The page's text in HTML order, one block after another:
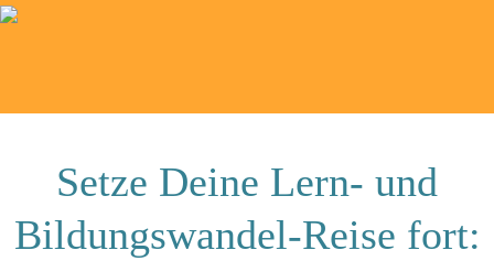
Setze Deine Lern- und
Bildungswandel-Reise fort: